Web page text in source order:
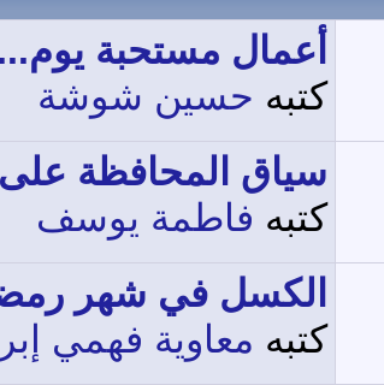
أعمال مستحبة
كتبه حسين شوشة
سياق المحافظة
كتبه فاطمة يوسف
الكسل في شهر
كتبه معاوية فهمي